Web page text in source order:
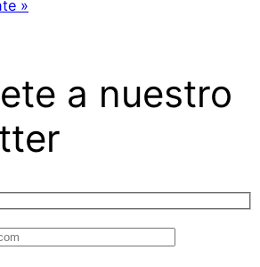
»
a nuestro